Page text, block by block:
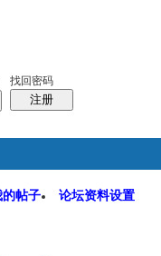
找回密码
注册
的帖子 论坛资料设置